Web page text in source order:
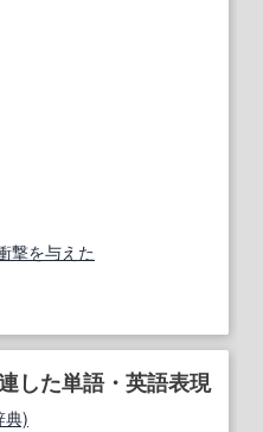
撃を与えた
した単語・英語表現
典)